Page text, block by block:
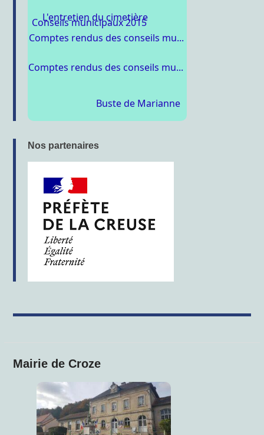
Conseils municipaux 2015
Buste de Marianne
Comptes rendus des conseils mu...
Nos partenaires
Mairie de Croze